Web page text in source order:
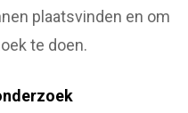
plaatsvinden en om
te doen.